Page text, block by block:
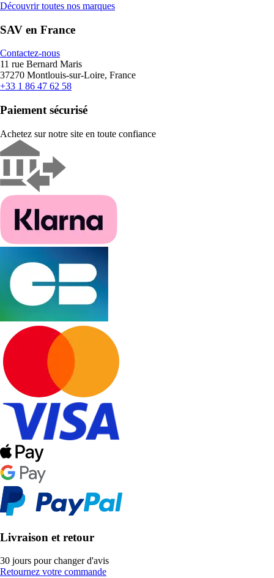
Découvrir toutes nos marques
SAV en France
Contactez-nous
11 rue Bernard Maris
37270 Montlouis-sur-Loire, France
+33 1 86 47 62 58
Paiement sécurisé
Achetez sur notre site en toute confiance
Livraison et retour
30 jours pour changer d'avis
Retournez votre commande